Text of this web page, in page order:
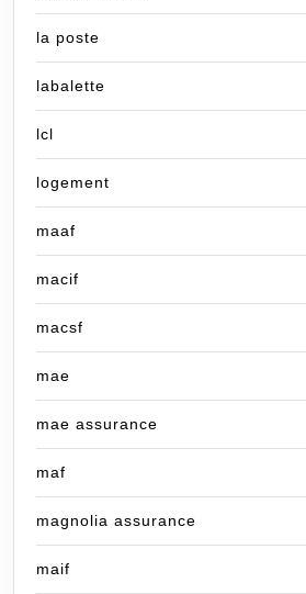
la poste
labalette
lcl
logement
maaf
macif
macsf
mae
mae assurance
maf
magnolia assurance
maif